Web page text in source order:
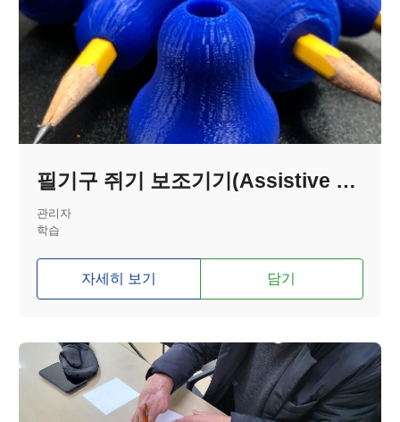
필기구 쥐기 보조기기(Assistive Pencil Grip)
관리자
학습
자세히 보기 담기